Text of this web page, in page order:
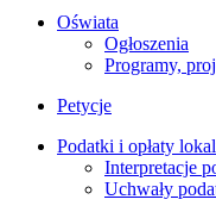
Oświata
Ogłoszenia
Programy,
Petycje
Podatki i opłaty
Interpretacje
Uchwały